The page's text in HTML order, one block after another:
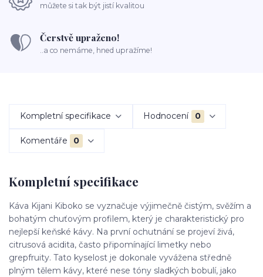
můžete si tak být jistí kvalitou
Čerstvě upraženo!
..a co nemáme, hned upražíme!
Kompletní specifikace Hodnocení 0
Komentáře 0
Kompletní specifikace
Káva Kijani Kiboko se vyznačuje výjimečně čistým, svěžím a
bohatým chuťovým profilem, který je charakteristický pro
nejlepší keňské kávy. Na první ochutnání se projeví živá,
citrusová acidita, často připomínající limetky nebo
grepfruity. Tato kyselost je dokonale vyvážena středně
plným tělem kávy, které nese tóny sladkých bobulí, jako